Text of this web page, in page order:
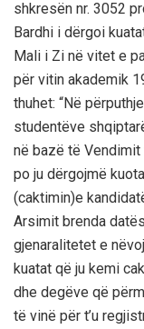
shkresën nr. 3052
Bardhi i dërgoi
Mali i Zi në vitet e
për vitin akademik
thuhet: “Në
studentëve
në bazë të
po ju dërgojmë
(caktimin)e
Arsimit brenda
gjenaralitetet e
kuatat që ju kemi
dhe degëve që
të vinë për t’u